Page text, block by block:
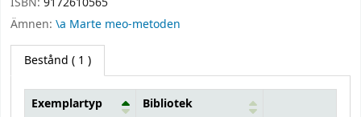
Ämnen: \a Marte meo-metoden
Bestånd ( 1 )
Exemplartyp Bibliotek